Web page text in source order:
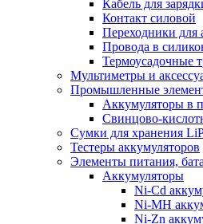
Кабель для
Контакт силовой
Переходники для
Провода в
Термоусадочные
Мультиметры и
Промышленные
Аккумуляторы в
Свинцово-
Сумки для хранения
Тестеры аккумуляторов
Элементы питания,
Аккумуляторы
Ni-Cd
Ni-MH
Ni-Zn